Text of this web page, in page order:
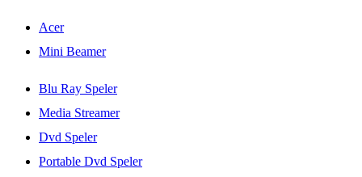
Acer
Mini Beamer
Blu Ray Speler
Media Streamer
Dvd Speler
Portable Dvd Speler